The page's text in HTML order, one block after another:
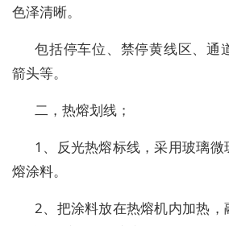
色泽清晰。
包括停车位、禁停黄线区、通
箭头等。
二，热熔划线；
1、反光热熔标线，采用玻璃
熔涂料。
2、把涂料放在热熔机内加热